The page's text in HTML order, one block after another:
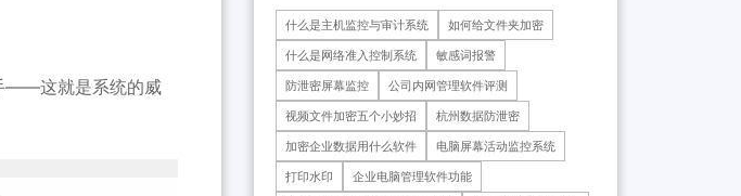
——这就是系统的威
下辖重庆*制药有限公司、*医
药科技重庆有限公司、重庆*肿
瘤医院等十余家子公司...
什么是主机监控与审计系统
如何给文件夹加密
什么是网络准入控制系统
敏感词报警
防泄密屏幕监控
公司内网管理软件评测
视频文件加密五个小妙招
杭州数据防泄密
加密企业数据用什么软件
电脑屏幕活动监控系统
打印水印
企业电脑管理软件功能